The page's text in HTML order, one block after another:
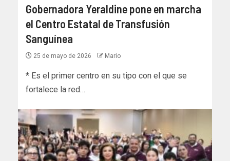
Gobernadora Yeraldine pone en marcha
el Centro Estatal de Transfusión
Sanguínea
25 de mayo de 2026 Mario
* Es el primer centro en su tipo con el que se
fortalece la red…